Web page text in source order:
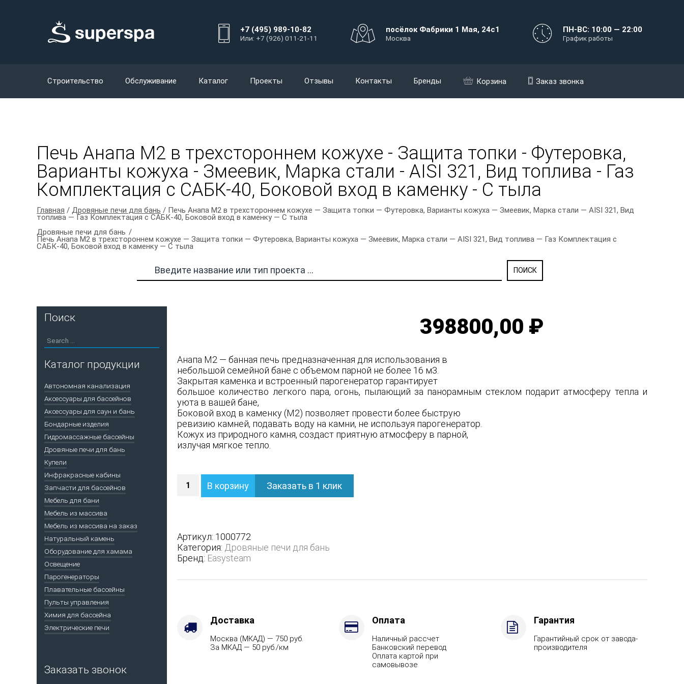
+7 (495) 989-10-82
Или: +7 (926) 011-21-11
посёлок Фабрики 1 Мая, 24с1
Москва
ПН-ВС: 10:00 — 22:00
График работы
Строительство Обслуживание Каталог Проекты Отзывы Контакты Бренды Корзина Заказ звонка
Печь Анапа М2 в трехстороннем кожухе - Защита топки - Футеровка,
Варианты кожуха - Змеевик, Марка стали - AISI 321, Вид топлива - Газ
Комплектация с САБК-40, Боковой вход в каменку - С тыла
Главная / Дровяные печи для бань / Печь Анапа М2 в трехстороннем кожухе — Защита топки — Футеровка, Варианты кожуха — Змеевик, Марка стали — AISI 321, Вид
топлива — Газ Комплектация с САБК-40, Боковой вход в каменку — С тыла
Дровяные печи для бань
Печь Анапа М2 в трехстороннем кожухе — Защита топки — Футеровка, Варианты кожуха — Змеевик, Марка стали — AISI 321, Вид топлива — Газ Комплектация с
САБК-40, Боковой вход в каменку — С тыла
398800,00 ₽
Анапа М2 — банная печь предназначенная для использования в
небольшой семейной бане с объемом парной не более 16 м3.
Закрытая каменка и встроенный парогенератор гарантирует
большое количество легкого пара, огонь, пылающий за панорамным стеклом подарит атмосферу тепла и
уюта в вашей бане,
Боковой вход в каменку (М2) позволяет провести более быструю
ревизию камней, подавать воду на камни, не используя парогенератор.
Кожух из природного камня, создаст приятную атмосферу в парной,
излучая мягкое тепло.
Печь
Анапа
трехстороннем
кожухе
-
Защита
Змеевик,
В корзину Заказать в 1 клик
Артикул: 1000772
Категория: Дровяные печи для бань
Бренд: Easysteam
Доставка
Москва (МКАД) — 750 руб.
За МКАД — 50 руб./км
Оплата
Наличный рассчет
Банковский перевод
Оплата картой при
самовывозе
Гарантия
Гарантийный срок от завода-
производителя
Поиск
Каталог продукции
Автономная канализация
Аксессуары для бассейнов
Аксессуары для саун и бань
Бондарные изделия
Гидромассажные бассейны
Дровяные печи для бань
Купели
Инфракрасные кабины
Запчасти для бассейнов
Мебель для бани
Мебель из массива
Мебель из массива на заказ
Натуральный камень
Оборудование для хамама
Освещение
Парогенераторы
Плавательные бассейны
Пульты управления
Химия для бассейна
Электрические печи
Заказать звонок